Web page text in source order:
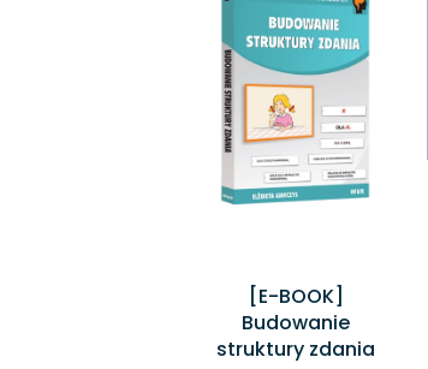
[E-BOOK]
Budowanie
struktury zdania